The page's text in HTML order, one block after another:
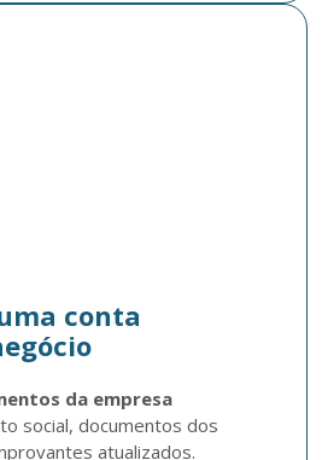
conta
da empresa
social, documentos dos
atualizados.